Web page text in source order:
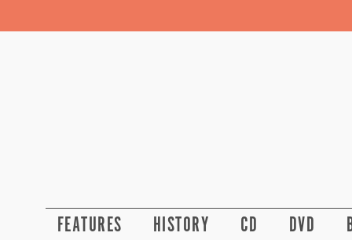
FEATURES HISTORY CD DVD